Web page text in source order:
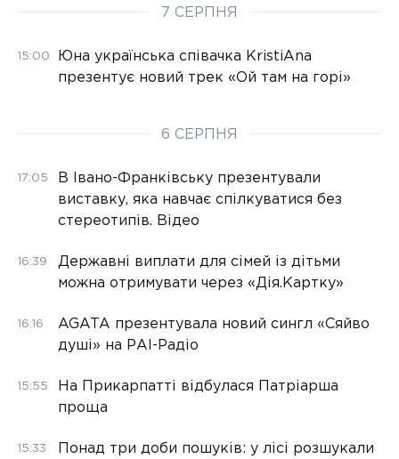
7 СЕРПНЯ
15:00
Юна українська співачка KristiAna
презентує новий трек «Ой там на горі»
6 СЕРПНЯ
17:05
В Івано-Франківську презентували
виставку, яка навчає спілкуватися без
стереотипів. Відео
16:39
Державні виплати для сімей із дітьми
можна отримувати через «Дія.Картку»
16:16
AGATA презентувала новий сингл «Сяйво
душі» на РАІ-Радіо
15:55
На Прикарпатті відбулася Патріарша
проща
15:33
Понад три доби пошуків: у лісі розшукали